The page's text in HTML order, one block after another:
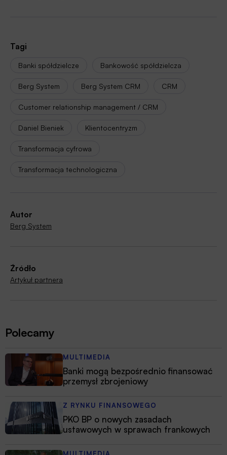
Tagi
Banki spółdzielcze Bankowość spółdzielcza
Berg System Berg System CRM CRM
Customer relationship management / CRM
Daniel Bieniek Klientocentryzm
Transformacja cyfrowa
Transformacja technologiczna
Autor
Berg System
Źródło
Artykuł partnera
Polecamy
MULTIMEDIA
Banki mogą bezpośrednio finansować
przemysł zbrojeniowy
Z RYNKU FINANSOWEGO
PKO BP o nowych zasadach
ustawowych w sprawach frankowych